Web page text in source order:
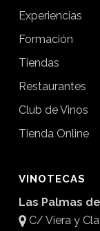
Experiencias
Formación
Tiendas
Restaurantes
Club de Vinos
Tienda Online
VINOTECAS
Las Palmas
C/ Viera y